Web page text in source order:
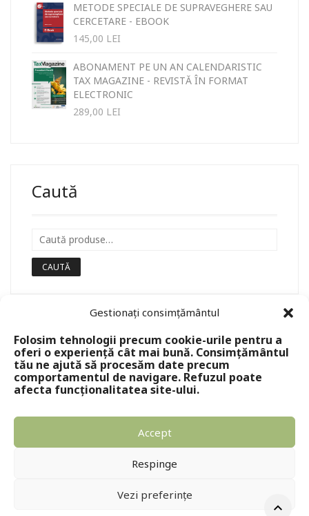
Gestionați consimțământul
Folosim tehnologii precum cookie-urile pentru a
oferi o experiență cât mai bună. Consimțământul
tău ne ajută să procesăm date precum
comportamentul de navigare. Refuzul poate
afecta funcționalitatea site-ului.
Accept
Respinge
Vezi preferințe
METODE SPECIALE DE SUPRAVEGHERE SAU
CERCETARE - EBOOK
145,00 LEI
ABONAMENT PE UN AN CALENDARISTIC
TAX MAGAZINE - REVISTĂ ÎN FORMAT
ELECTRONIC
289,00 LEI
Caută
CAUTĂ